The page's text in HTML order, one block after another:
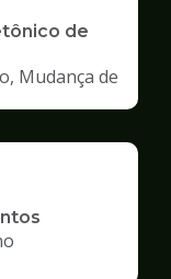
de
Mudança de